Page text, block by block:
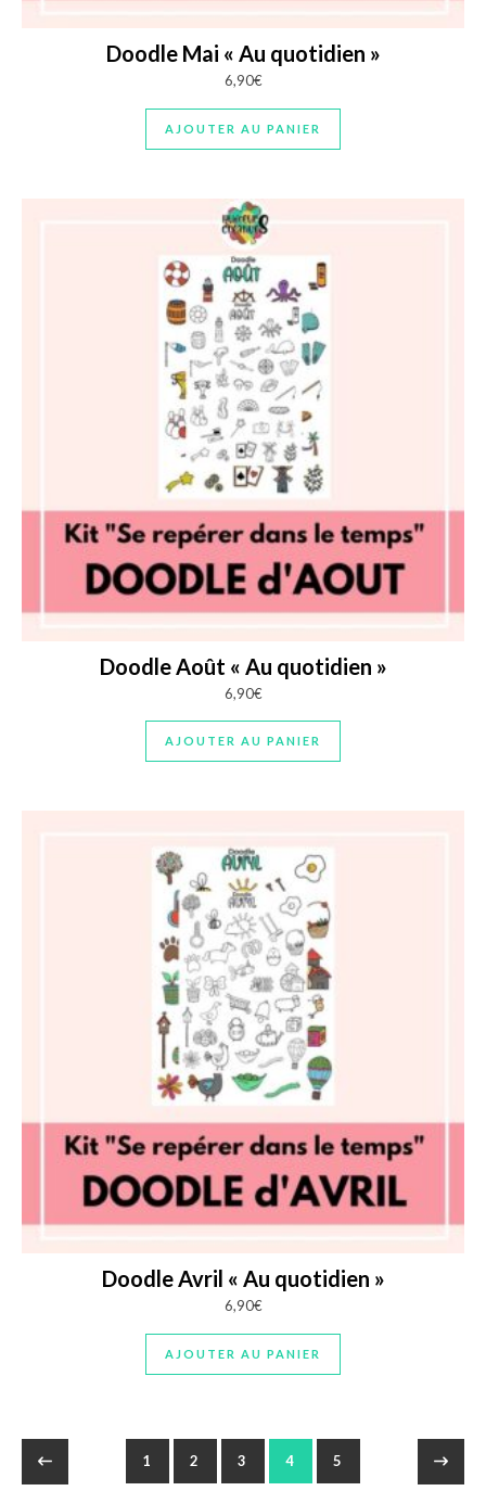
Doodle Mai « Au quotidien »
6,90€
AJOUTER AU PANIER
Doodle Août « Au quotidien »
6,90€
AJOUTER AU PANIER
Doodle Avril « Au quotidien »
6,90€
AJOUTER AU PANIER
1 2 3 4 5